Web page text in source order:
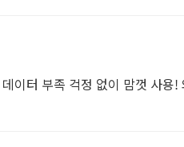
이터 부족 걱정 없이 맘껏 사용!